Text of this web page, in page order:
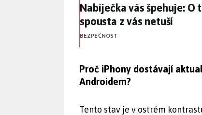
Nabíječka vás špehuje:
Nabíječka vás špehuje:
spousta z vás netuší
BEZPEČNOST
Proč iPhony dostávají
Androidem?
Tento stav je v ostrém